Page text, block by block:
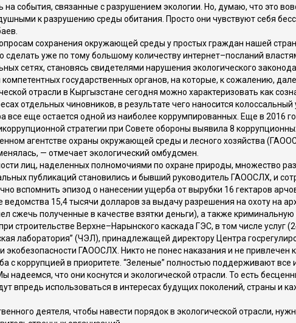
на события, связанные с разрушением экологии. Но, думаю, что это
к разрушению среды обитания. Просто они чувствуют себя
сохранения окружающей среды у простых граждан нашей
уже по тому большому количеству интернет–посланий
сетях, становясь свидетелями нарушения экологического
государственных органов, на которые, к сожалению,
отрасли в Кыргызстане сегодня можно характеризовать как
отдельных чиновников, в результате чего наносится
все еще остается одной из наиболее коррумпированных. Еще в 2016
стратегии при Совете обороны выявила 8
агентстве охраны окружающей среды и лесного хозяйства
— отмечает экологический омбудсмен.
лиц, наделенных полномочиями по охране природы, множество
публикаций становились и бывший руководитель ГАООСЛХ, и
вспомнить эпизод о нанесении ущерба от вырубки 16 гектаров
ведомства 15,4 тысячи долларов за выдачу разрешения на охоту на
сжечь полученные в качестве взятки деньги), а также
строительстве Верхне–Нарынского каскада ГЭС, в том числе услуг
лаборатория” (ЧЭЛ), принадлежащей директору Центра
ГАООСЛХ. Никто не понес наказания и не привлечен к
с коррупцией в приоритете. “Зеленые” полностью поддерживают все
надеемся, что они коснутся и экологической отрасли. То есть
впредь использоваться в интересах будущих поколений, страны и
деятеля, чтобы навести порядок в экологической отрасли,